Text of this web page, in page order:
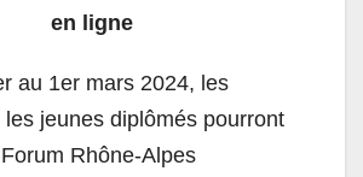
en ligne
au 1er mars 2024, les
jeunes diplômés pourront
Rhône-Alpes